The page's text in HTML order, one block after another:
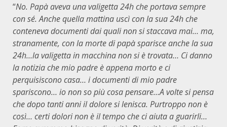
“No. Papà aveva una valigetta 24h che portava sempre
con sé. Anche quella mattina uscì con la sua 24h che
conteneva documenti dai quali non si staccava mai… ma,
stranamente, con la morte di papà sparisce anche la sua
24h…la valigetta in macchina non si è trovata… Ci danno
la notizia che mio padre è appena morto e ci
perquisiscono casa… i documenti di mio padre
spariscono… io non so più cosa pensare…A volte si pensa
che dopo tanti anni il dolore si lenisca. Purtroppo non è
così… certi dolori non è il tempo che ci aiuta a guarirli…